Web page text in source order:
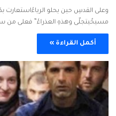
‏وعلى القدسِ حين يحلو الرياءُاستعارت
مسيحٌيتجلّى وهذهِ العذراءُ” فعلى من
أكمل القراءة »